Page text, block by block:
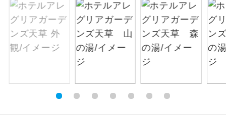
温泉 温泉地にも宿泊するコースです。
露天風呂
ご宿泊ホテルに露天風呂が付いていま
す。
全てのお食事が付いていますので、お食
く）